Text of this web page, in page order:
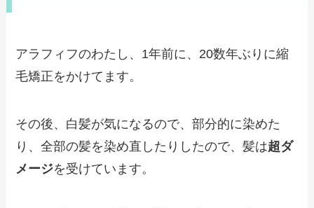
アラフィフのわたし、1年前に、20数年ぶりに縮
毛矯正をかけてます。
その後、白髪が気になるので、部分的に染めた
り、全部の髪を染め直したりしたので、髪は超ダ
メージを受けています。